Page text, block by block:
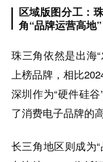
区域版图分工：
角“品牌运营高地”
珠三角依然是出海
上榜品牌，相比
深圳作为“硬件硅
了消费电子品牌的
长三角地区则成为